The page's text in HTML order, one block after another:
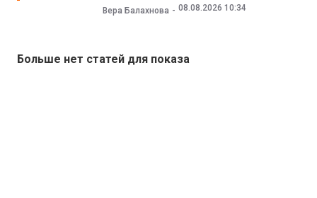
Вера Балахнова 08.08.2026 10:34
Больше нет статей для показа